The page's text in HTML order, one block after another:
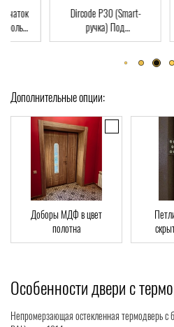
Dircode P30 (Smart-
межкомнатные двери,
код,
Дополнительные опции:
Доборы МДФ в цвет
полотна
Особенности двери с
Непромерзающая остекленная термодверь